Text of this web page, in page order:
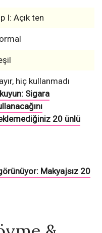
I: Açık ten
hiç kullanmadı
Sigara
20 ünlü
Makyajsız 20